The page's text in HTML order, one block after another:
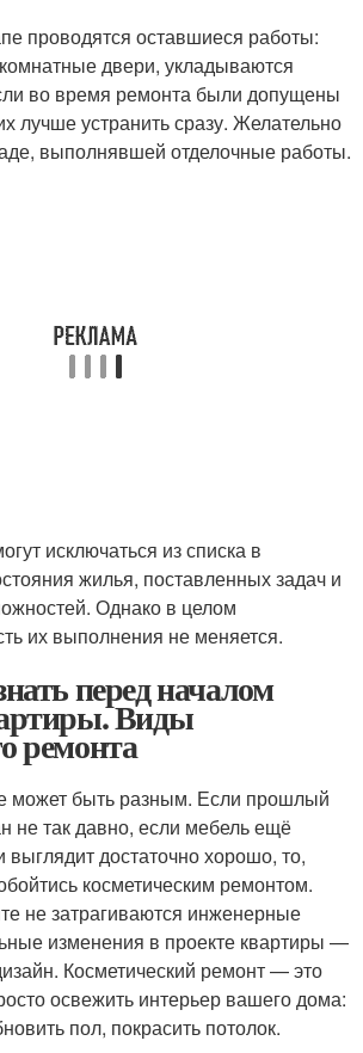
проводятся оставшиеся работы:
двери, укладываются
во время ремонта были допущены
лучше устранить сразу. Желательно
выполнявшей отделочные работы.
исключаться из списка в
жилья, поставленных задач и
Однако в целом
их выполнения не меняется.
перед началом
Виды
ремонта
может быть разным. Если прошлый
не так давно, если мебель ещё
достаточно хорошо, то,
косметическим ремонтом.
не затрагиваются инженерные
изменения в проекте квартиры —
Косметический ремонт — это
освежить интерьер вашего дома:
пол, покрасить потолок.